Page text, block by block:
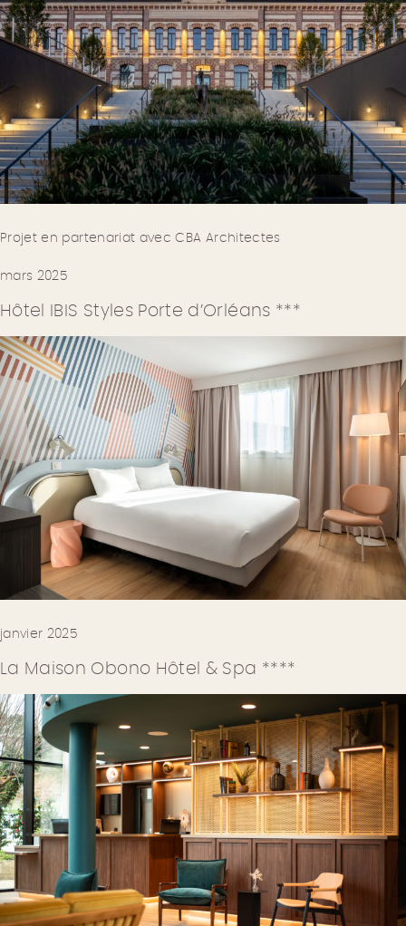
Projet en partenariat avec CBA Architectes
mars 2025
Hôtel IBIS Styles Porte d’Orléans ***
janvier 2025
La Maison Obono Hôtel & Spa ****